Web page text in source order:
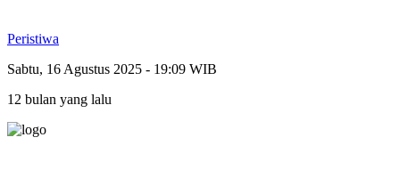
Peristiwa
Sabtu, 16 Agustus 2025 - 19:09 WIB
12 bulan yang lalu